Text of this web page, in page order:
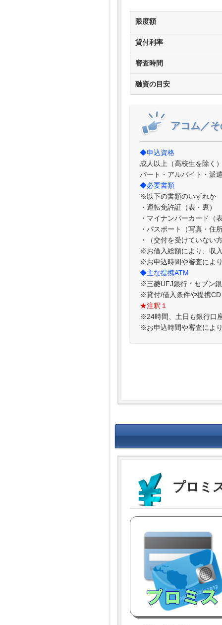
限度額
貸付利率
審査時間
融資の目安
アコム／
◆申込資格
成人以上（高校生を除く
パート・アルバイト・派
◆必要書類
※以下の書類のいずれか
・運転免許証（表・裏）
・マイナンバーカード（
・パスポート（写真・住
・（交付を受けていない
※お借入総額により、収
※お申込時間や審査によ
◆主な提携ATM
※三菱UFJ銀行・セブン
※貸付/借入条件や提携
★注釈１
※24時間、土日も銀行口
※お申込時間や審査によ
プロミ